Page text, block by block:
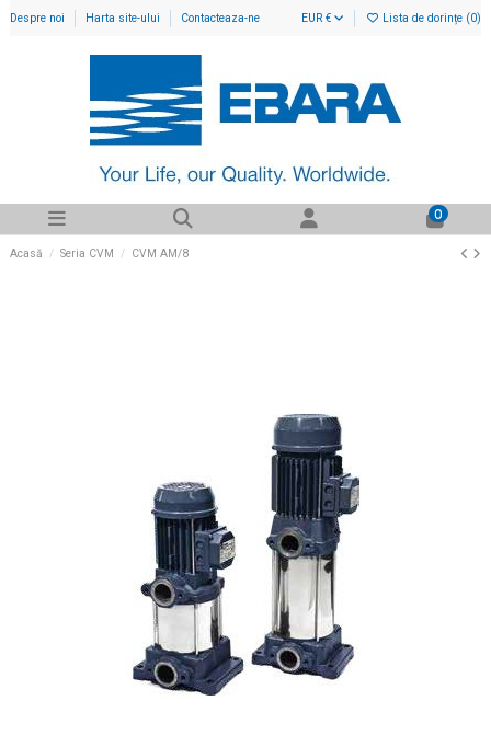
Despre noi Harta site-ului Contacteaza-ne EUR € Lista de dorințe (0)
0
Acasă Seria CVM CVM AM/8